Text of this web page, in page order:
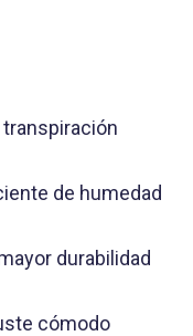
de humedad
durabilidad
cómodo